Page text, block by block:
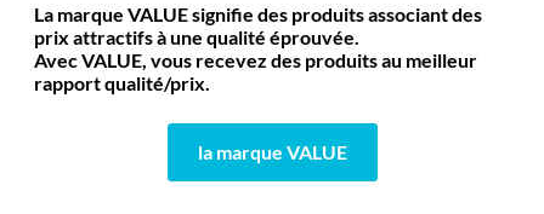
La marque VALUE signifie des produits associant des
prix attractifs à une qualité éprouvée.
Avec VALUE, vous recevez des produits au meilleur
rapport qualité/prix.
la marque VALUE